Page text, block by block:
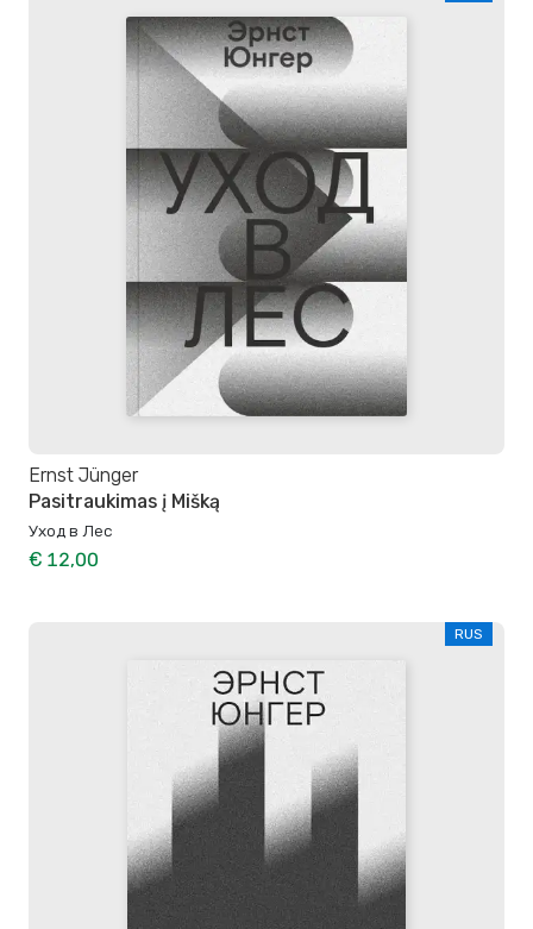
Ernst Jünger
Pasitraukimas į Mišką
Уход в Лес
€ 12,00
RUS